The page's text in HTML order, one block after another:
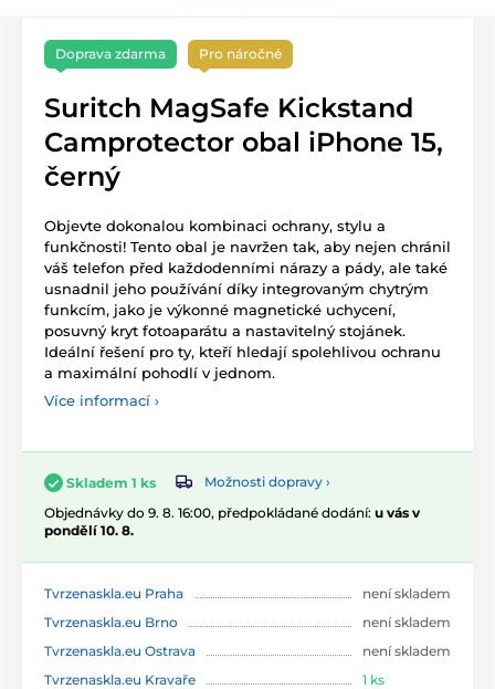
Doprava zdarma Pro náročné
Suritch MagSafe Kickstand
Camprotector obal iPhone 15,
černý
Objevte dokonalou kombinaci ochrany, stylu a
funkčnosti! Tento obal je navržen tak, aby nejen chránil
váš telefon před každodenními nárazy a pády, ale také
usnadnil jeho používání díky integrovaným chytrým
funkcím, jako je výkonné magnetické uchycení,
posuvný kryt fotoaparátu a nastavitelný stojánek.
Ideální řešení pro ty, kteří hledají spolehlivou ochranu
a maximální pohodlí v jednom.
Více informací ›
Skladem 1 ks
Možnosti dopravy ›
Objednávky do 9. 8. 16:00, předpokládané dodání: u vás v
pondělí 10. 8.
Tvrzenaskla.eu Praha
není skladem
Tvrzenaskla.eu Brno
není skladem
Tvrzenaskla.eu Ostrava
není skladem
Tvrzenaskla.eu Kravaře
1 ks